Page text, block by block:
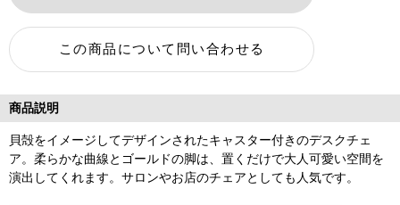
商品説明
貝殻をイメージしてデザインされたキャスター付きのデスクチェ
ア。柔らかな曲線とゴールドの脚は、置くだけで大人可愛い空間を
演出してくれます。サロンやお店のチェアとしても人気です。